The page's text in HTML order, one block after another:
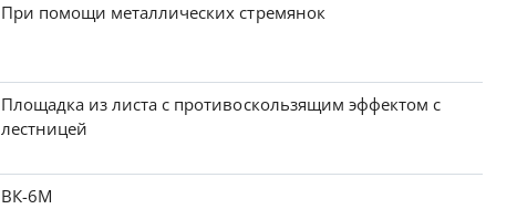
При помощи металлических стремянок
Площадка из листа с противоскользящим эффектом с
лестницей
ВК-6М